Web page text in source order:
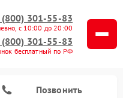
(800) 301-55-83
с 10:00 до 20:00
(800) 301-55-83
бесплатный по РФ
Позвонить